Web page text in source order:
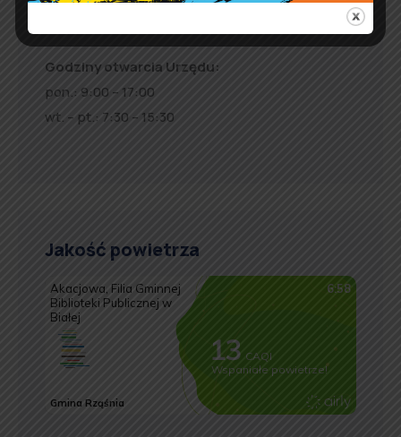
Godziny otwarcia Urzędu:
pon.: 9:00 – 17:00
wt. – pt.: 7:30 – 15:30
Jakość powietrza